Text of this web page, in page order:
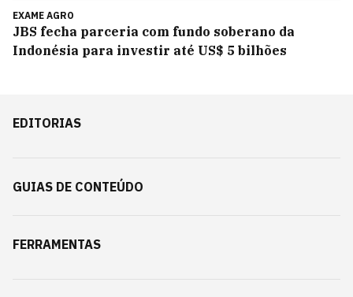
EXAME AGRO
JBS fecha parceria com fundo soberano da
Indonésia para investir até US$ 5 bilhões
EDITORIAS
GUIAS DE CONTEÚDO
FERRAMENTAS